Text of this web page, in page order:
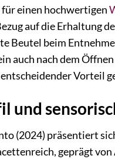
einen hochwertigen
auf die Erhaltung
Beutel beim
auch nach dem
Vorteil
und
(2024) präsentiert
geprägt